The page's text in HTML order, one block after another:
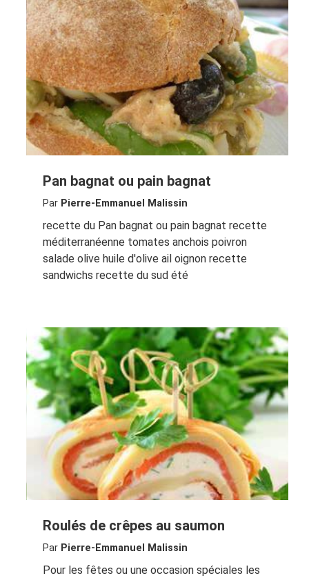
Pan bagnat ou pain bagnat
Par Pierre-Emmanuel Malissin
recette du Pan bagnat ou pain bagnat recette
méditerranéenne tomates anchois poivron
salade olive huile d'olive ail oignon recette
sandwichs recette du sud été
Roulés de crêpes au saumon
Par Pierre-Emmanuel Malissin
Pour les fêtes ou une occasion spéciales les